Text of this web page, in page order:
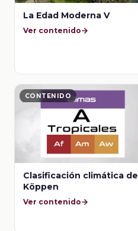
La Edad Moderna V
Ver contenido
CONTENIDO
Clasificación climática de
Köppen
Ver contenido